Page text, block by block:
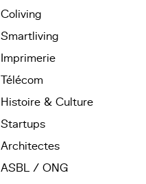
Coliving
Smartliving
Imprimerie
Télécom
Histoire & Culture
Startups
Architectes
ASBL / ONG